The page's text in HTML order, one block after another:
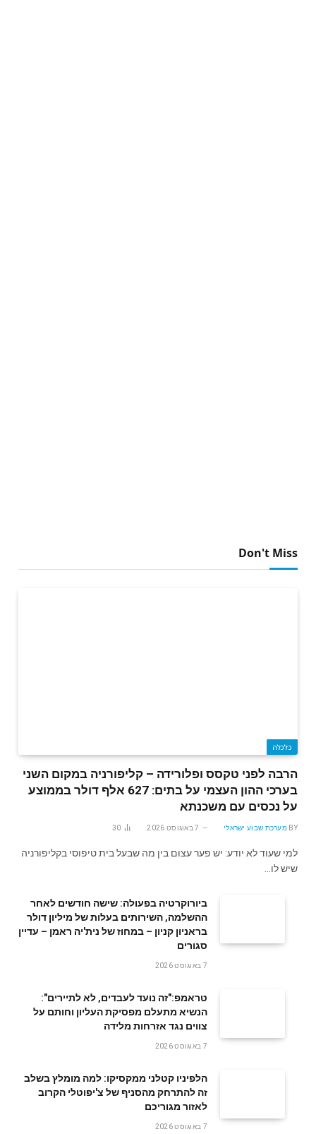
Don't Miss
כלכלה
הרבה לפני טקסס ופלורידה – קליפורניה במקום השני
בערכי ההון העצמי על בתים: 627 אלף דולר בממוצע
על נכסים עם משכנתא
BY מערכת שבוע ישראלי 7 באוגוסט 2026 30
למי שעוד לא יודע: יש פער עצום בין מה שבעל בית טיפוסי בקליפורניה
שיש לו…
ביורוקרטיה בפעולה: שישה חודשים לאחר
ההשלמה, השירותים בעלות של מיליון דולר
בראניון קניון – במחוז של נית'יה ראמן – עדיין
סגורים
7 באוגוסט 2026
טראמפ:"זה נועד לעבדים, לא לתיירים":
הנשיא מתעלם מפסיקת העליון וחותם על
צווים נגד אזרחות מלידה
7 באוגוסט 2026
הלפיניו קטלני ממקסיקו: למה מומלץ בשלב
זה להתרחק מהסניף של צ'יפוטלי הקרוב
לאזור מגוריכם
7 באוגוסט 2026